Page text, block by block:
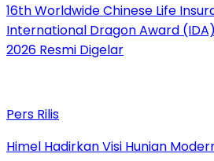
16th Worldwide Chinese Life
International Dragon Award
2026 Resmi Digelar
Pers Rilis
Himel Hadirkan Visi Hunian